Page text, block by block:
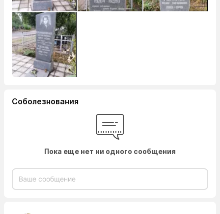
Соболезнования
Пока еще нет ни одного сообщения